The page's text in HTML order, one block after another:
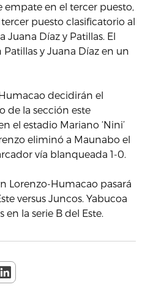
empate en el tercer puesto,
puesto clasificatorio al
Juana Díaz y Patillas. El
y Juana Díaz en un
decidirán el
de la sección este
el estadio Mariano ‘Nini’
eliminó a Maunabo el
vía blanqueada 1-0.
Lorenzo-Humacao pasará
versus Juncos. Yabucoa
en la serie B del Este.